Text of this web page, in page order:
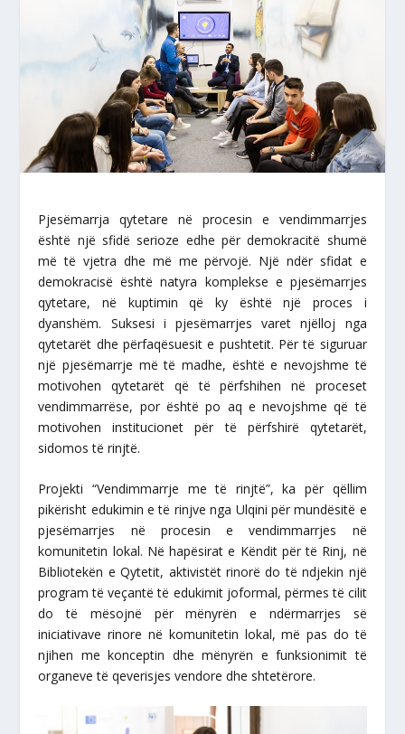
Pjesëmarrja qytetare në procesin e vendimmarrjes
është një sfidë serioze edhe për demokracitë shumë
më të vjetra dhe më me përvojë. Një ndër sfidat e
demokracisë është natyra komplekse e pjesëmarrjes
qytetare, në kuptimin që ky është një proces i
dyanshëm. Suksesi i pjesëmarrjes varet njëlloj nga
qytetarët dhe përfaqësuesit e pushtetit. Për të siguruar
një pjesëmarrje më të madhe, është e nevojshme të
motivohen qytetarët që të përfshihen në proceset
vendimmarrëse, por është po aq e nevojshme që të
motivohen institucionet për të përfshirë qytetarët,
sidomos të rinjtë.
Projekti “Vendimmarrje me të rinjtë”, ka për qëllim
pikërisht edukimin e të rinjve nga Ulqini për mundësitë e
pjesëmarrjes në procesin e vendimmarrjes në
komunitetin lokal. Në hapësirat e Këndit për të Rinj, në
Bibliotekën e Qytetit, aktivistët rinorë do të ndjekin një
program të veçantë të edukimit joformal, përmes të cilit
do të mësojnë për mënyrën e ndërmarrjes së
iniciativave rinore në komunitetin lokal, më pas do të
njihen me konceptin dhe mënyrën e funksionimit të
organeve të qeverisjes vendore dhe shtetërore.